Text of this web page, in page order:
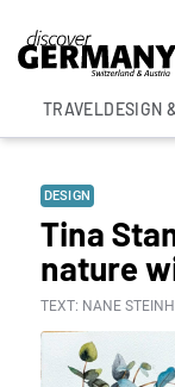
TRAVELDESIGN
DESIGN
Tina
nature
TEXT: NANE